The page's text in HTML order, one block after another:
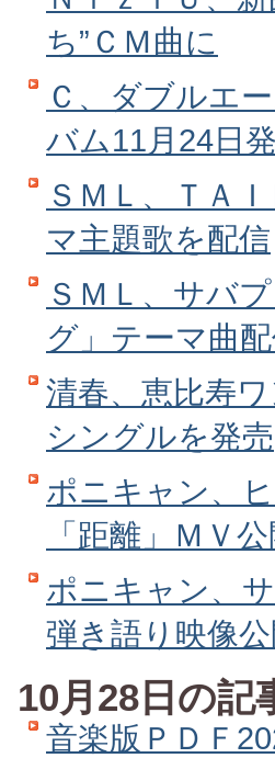
ち”ＣＭ曲に
Ｃ、ダブルエ
バム11月24日
ＳＭＬ、ＴＡ
マ主題歌を配信
ＳＭＬ、サバ
グ」テーマ曲
清春、恵比寿
シングルを発売
ポニキャン、
「距離」ＭＶ公
ポニキャン、
弾き語り映像公
10月28日の記
音楽版ＰＤＦ